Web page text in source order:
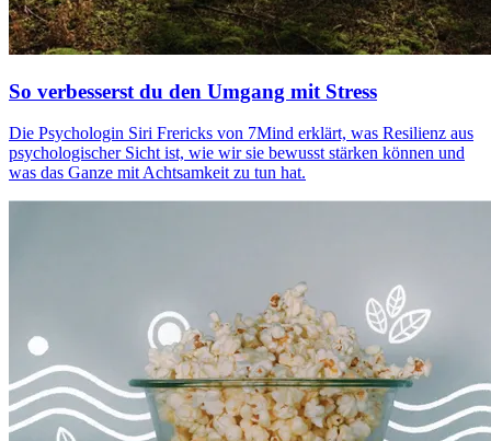
So verbesserst du den Umgang mit Stress
Die Psychologin Siri Frericks von 7Mind erklärt, was Resilienz aus
psychologischer Sicht ist, wie wir sie bewusst stärken können und
was das Ganze mit Achtsamkeit zu tun hat.